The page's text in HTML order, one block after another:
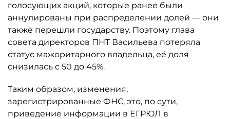
голосующих акций, которые ранее были
аннулированы при распределении долей — они
также перешли государству. Поэтому глава
совета директоров ПНТ Васильева потеряла
статус мажоритарного владельца, её доля
снизилась с 50 до 45%.
Таким образом, изменения,
зарегистрированные ФНС, это, по сути,
приведение информации в ЕГРЮЛ в